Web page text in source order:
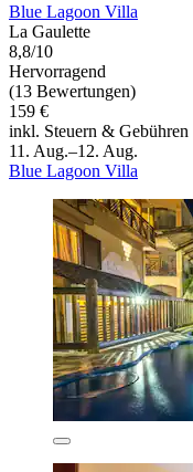
Blue Lagoon Villa
La Gaulette
8,8/10
Hervorragend
(13 Bewertungen)
159 €
inkl. Steuern & Gebühren
11. Aug.–12. Aug.
Blue Lagoon Villa